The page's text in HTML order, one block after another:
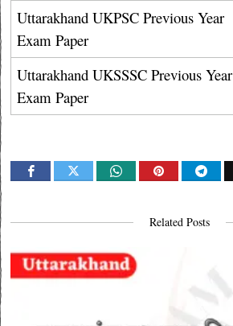
Uttarakhand UKPSC Previous Year
Exam Paper
Uttarakhand UKSSSC Previous Year
Exam Paper
Related Posts